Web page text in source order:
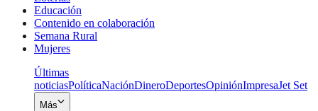
Educación
Contenido en colaboración
Semana Rural
Mujeres
Últimas
noticiasPolíticaNaciónDineroDeportesOpiniónImpresaJet Set
Más